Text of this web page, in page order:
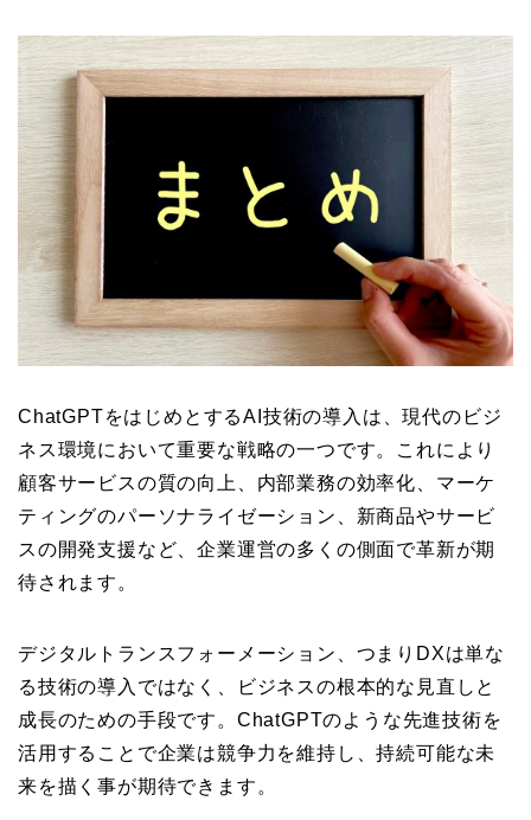
ChatGPTをはじめとするAI技術の導入は、現代のビジ
ネス環境において重要な戦略の一つです。これにより
顧客サービスの質の向上、内部業務の効率化、マーケ
ティングのパーソナライゼーション、新商品やサービ
スの開発支援など、企業運営の多くの側面で革新が期
待されます。
デジタルトランスフォーメーション、つまりDXは単な
る技術の導入ではなく、ビジネスの根本的な見直しと
成長のための手段です。ChatGPTのような先進技術を
活用することで企業は競争力を維持し、持続可能な未
来を描く事が期待できます。